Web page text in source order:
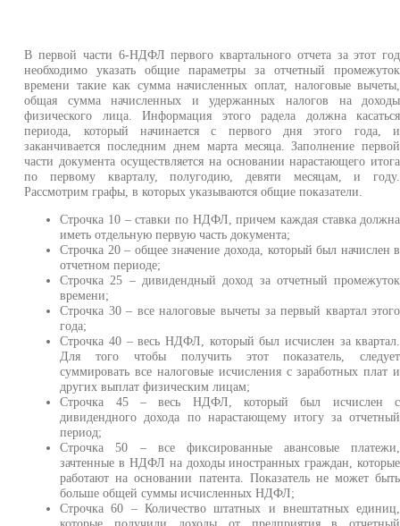
В первой части 6-НДФЛ первого квартального отчета за этот год
необходимо указать общие параметры за отчетный промежуток
времени такие как сумма начисленных оплат, налоговые вычеты,
общая сумма начисленных и удержанных налогов на доходы
физического лица. Информация этого радела должна касаться
периода, который начинается с первого дня этого года, и
заканчивается последним днем марта месяца. Заполнение первой
части документа осуществляется на основании нарастающего итога
по первому кварталу, полугодию, девяти месяцам, и году.
Рассмотрим графы, в которых указываются общие показатели.
Строчка 10 – ставки по НДФЛ, причем каждая ставка должна
иметь отдельную первую часть документа;
Строчка 20 – общее значение дохода, который был начислен в
отчетном периоде;
Строчка 25 – дивидендный доход за отчетный промежуток
времени;
Строчка 30 – все налоговые вычеты за первый квартал этого
года;
Строчка 40 – весь НДФЛ, который был исчислен за квартал.
Для того чтобы получить этот показатель, следует
суммировать все налоговые исчисления с заработных плат и
других выплат физическим лицам;
Строчка 45 – весь НДФЛ, который был исчислен с
дивидендного дохода по нарастающему итогу за отчетный
период;
Строчка 50 – все фиксированные авансовые платежи,
зачтенные в НДФЛ на доходы иностранных граждан, которые
работают на основании патента. Показатель не может быть
больше общей суммы исчисленных НДФЛ;
Строчка 60 – Количество штатных и внештатных единиц,